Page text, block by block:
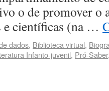
o de promover o
e científicas (na …
dados, Biblioteca virtual,
Infanto-juvenil, Pró-Saber